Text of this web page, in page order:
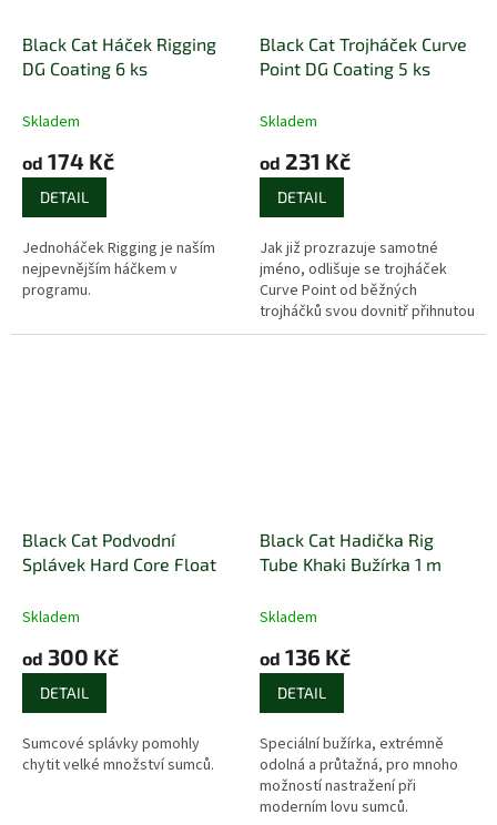
Black Cat Háček Rigging
DG Coating 6 ks
Skladem
od 174 Kč
DETAIL
Jednoháček Rigging je naším
nejpevnějším háčkem v
programu.
Black Cat Trojháček Curve
Point DG Coating 5 ks
Skladem
od 231 Kč
DETAIL
Jak již prozrazuje samotné
jméno, odlišuje se trojháček
Curve Point od běžných
trojháčků svou dovnitř přihnutou
špičkou.
Black Cat Podvodní
Splávek Hard Core Float
Skladem
od 300 Kč
DETAIL
Sumcové splávky pomohly
chytit velké množství sumců.
Black Cat Hadička Rig
Tube Khaki Bužírka 1 m
Skladem
od 136 Kč
DETAIL
Speciální bužírka, extrémně
odolná a průtažná, pro mnoho
možností nastražení při
moderním lovu sumců.